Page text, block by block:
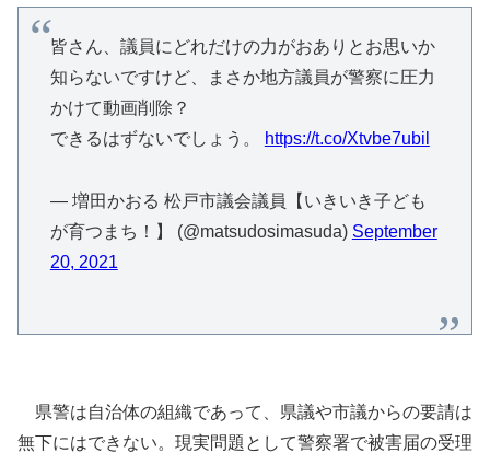
皆さん、議員にどれだけの力がおありとお思いか
知らないですけど、まさか地方議員が警察に圧力
かけて動画削除？
できるはずないでしょう。
https://t.co/Xtvbe7ubil
— 増田かおる 松戸市議会議員【いきいき子ども
が育つまち！】 (@matsudosimasuda) September
20, 2021
県警は自治体の組織であって、県議や市議からの要請は
無下にはできない。現実問題として警察署で被害届の受理